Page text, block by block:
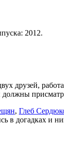
2012.
друзей,
, Глеб
в догадках и